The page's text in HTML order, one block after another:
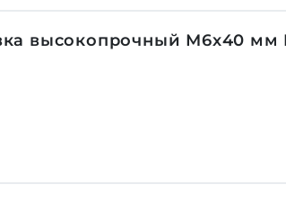
высокопрочный М6х40 мм